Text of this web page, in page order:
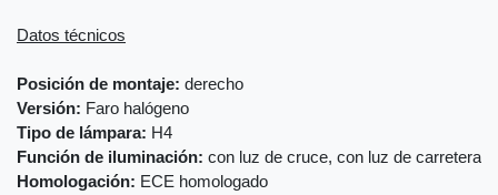
Datos técnicos
Posición de montaje: derecho
Versión: Faro halógeno
Tipo de lámpara: H4
Función de iluminación: con luz de cruce, con luz de carretera
Homologación: ECE homologado